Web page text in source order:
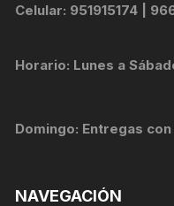
Celular: 951915174 |
Horario: Lunes a
Domingo: Entregas
NAVEGACIÓN